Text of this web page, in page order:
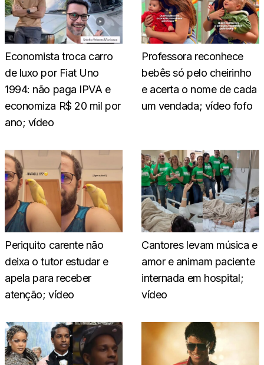
Economista troca carro
de luxo por Fiat Uno
1994: não paga IPVA e
economiza R$ 20 mil por
ano; vídeo
Professora reconhece
bebês só pelo cheirinho
e acerta o nome de cada
um vendada; vídeo fofo
Periquito carente não
deixa o tutor estudar e
apela para receber
atenção; vídeo
Cantores levam música e
amor e animam paciente
internada em hospital;
vídeo